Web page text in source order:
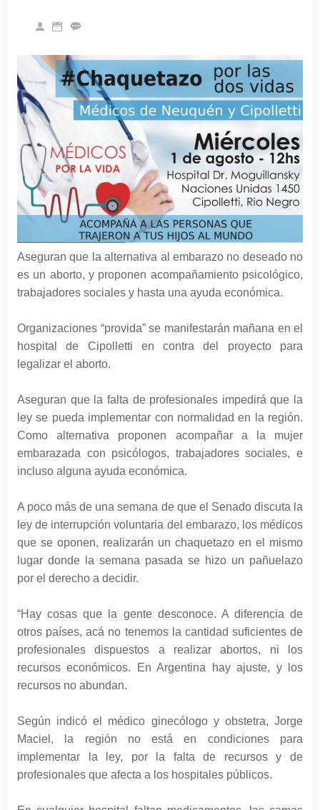
Aseguran que la alternativa al embarazo no deseado no
es un aborto, y proponen acompañamiento psicológico,
trabajadores sociales y hasta una ayuda económica.
Organizaciones “provida” se manifestarán mañana en el
hospital de Cipolletti en contra del proyecto para
legalizar el aborto.
Aseguran que la falta de profesionales impedirá que la
ley se pueda implementar con normalidad en la región.
Como alternativa proponen acompañar a la mujer
embarazada con psicólogos, trabajadores sociales, e
incluso alguna ayuda económica.
A poco más de una semana de que el Senado discuta la
ley de interrupción voluntaria del embarazo, los médicos
que se oponen, realizarán un chaquetazo en el mismo
lugar donde la semana pasada se hizo un pañuelazo
por el derecho a decidir.
“Hay cosas que la gente desconoce. A diferencia de
otros países, acá no tenemos la cantidad suficientes de
profesionales dispuestos a realizar abortos, ni los
recursos económicos. En Argentina hay ajuste, y los
recursos no abundan.
Según indicó el médico ginecólogo y obstetra, Jorge
Maciel, la región no está en condiciones para
implementar la ley, por la falta de recursos y de
profesionales que afecta a los hospitales públicos.